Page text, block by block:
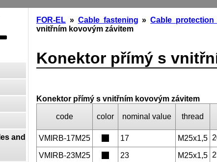
and
FOR-EL » Cable fastening »Cable
vnitřním kovovým závitem
Konektor přímý s
Konektor přímý s vnitřním kovovým závitem
code color nominal value thread
VMIRB-17M25 17 M25x1,5
VMIRB-23M25 23 M25x1,5